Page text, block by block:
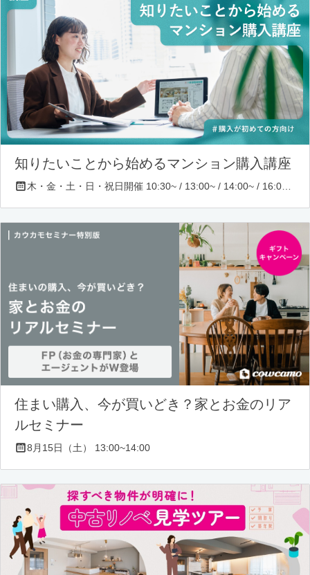
知りたいことから始めるマンション購入講座
住まい購入、今が買いどき？家とお金のリア
ルセミナー
8月15日（土） 13:00~14:00